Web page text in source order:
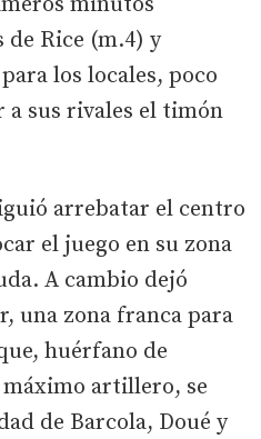
Rice (m.4) y
los locales, poco
a sus rivales el timón
arrebatar el centro
el juego en su zona
A cambio dejó
una zona franca para
huérfano de
máximo artillero, se
de Barcola, Doué y